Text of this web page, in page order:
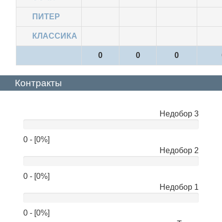
ПИТЕР
КЛАССИКА
0 0 0
Контракты
Недобор 3
0 - [0%]
Недобор 2
0 - [0%]
Недобор 1
0 - [0%]